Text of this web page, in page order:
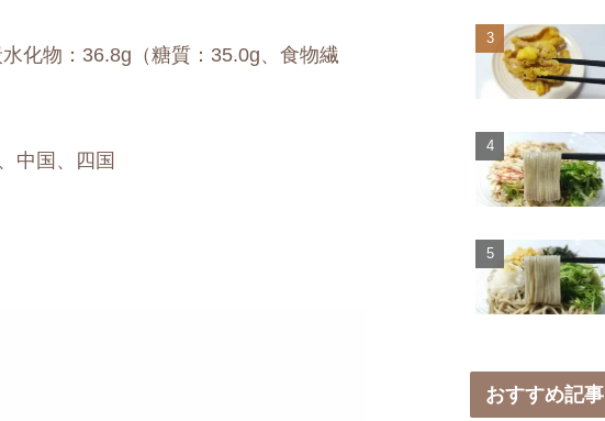
化物：36.8g（糖質：35.0g、食物繊
中国、四国
おすすめ記事